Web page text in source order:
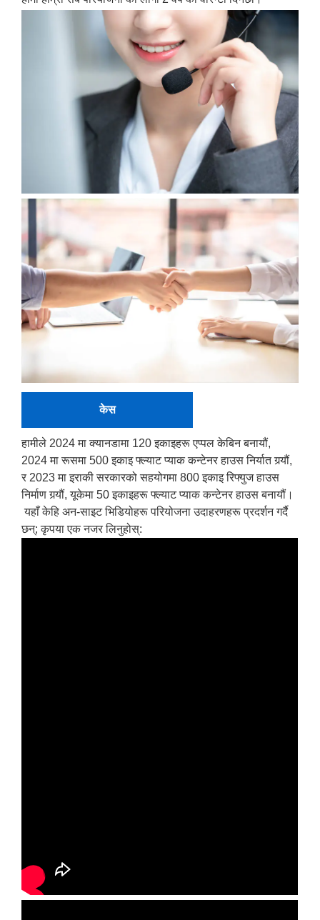
केस
हामीले 2024 मा क्यानडामा 120 इकाइहरू एप्पल केबिन बनायौं,
2024 मा रूसमा 500 इकाइ फ्ल्याट प्याक कन्टेनर हाउस निर्यात गर्‍यौं,
र 2023 मा इराकी सरकारको सहयोगमा 800 इकाइ रिफ्युज हाउस
निर्माण गर्‍यौं, यूकेमा 50 इकाइहरू फ्ल्याट प्याक कन्टेनर हाउस बनायौं।
यहाँ केहि अन-साइट भिडियोहरू परियोजना उदाहरणहरू प्रदर्शन गर्दै
छन्; कृपया एक नजर लिनुहोस्: